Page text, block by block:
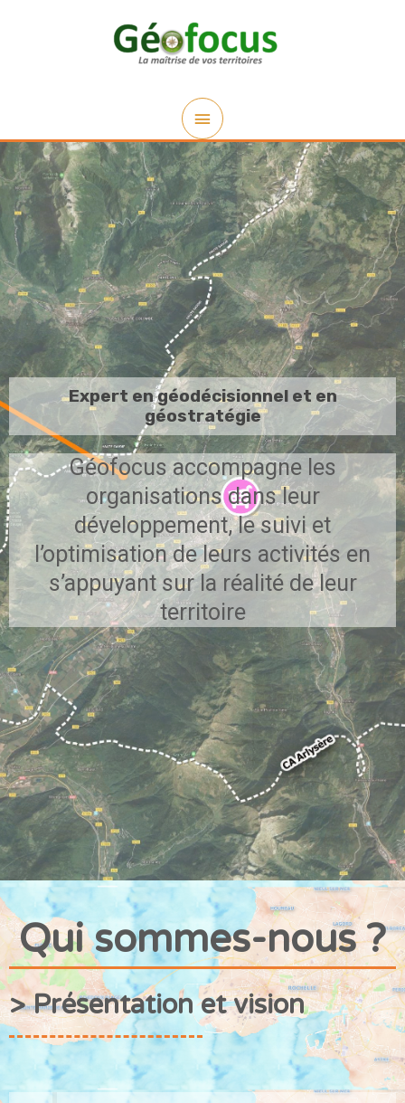
Expert en géodécisionnel et en
géostratégie
Géofocus accompagne les
organisations dans leur
développement, le suivi et
l’optimisation de leurs activités en
s’appuyant sur la réalité de leur
territoire
Qui sommes-nous ?
> Présentation et vision